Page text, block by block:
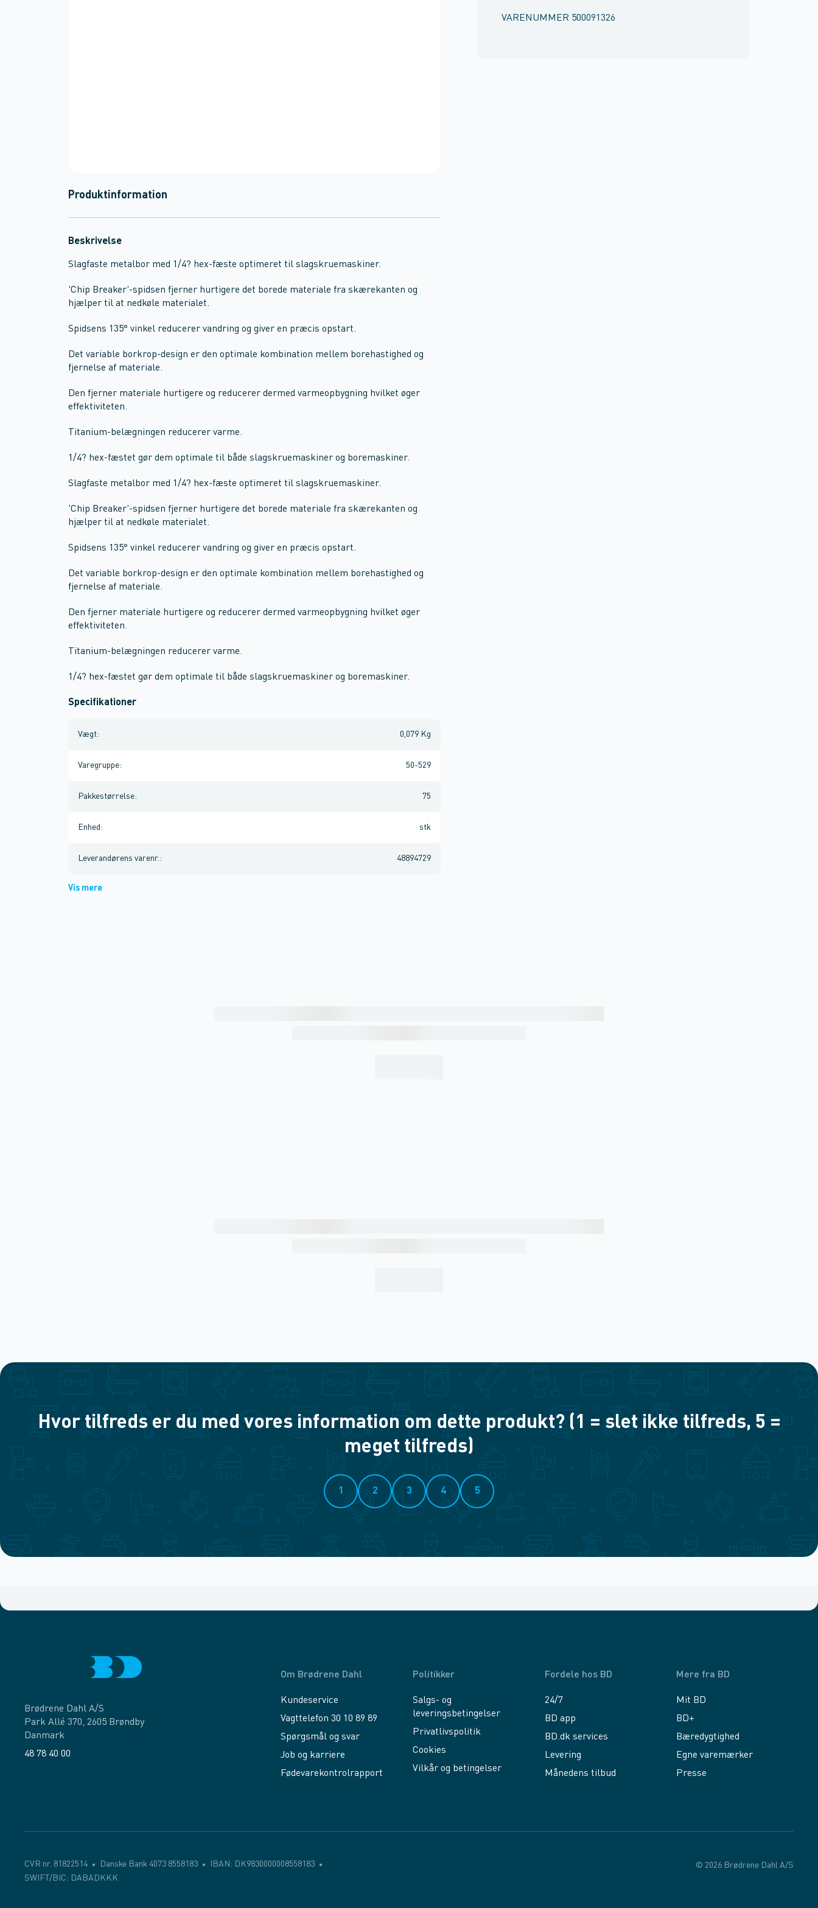
VARENUMMER 500091326
Produktinformation
Beskrivelse
Slagfaste metalbor med 1/4? hex-fæste optimeret til slagskruemaskiner.
'Chip Breaker'-spidsen fjerner hurtigere det borede materiale fra skærekanten og
hjælper til at nedkøle materialet.
Spidsens 135° vinkel reducerer vandring og giver en præcis opstart.
Det variable borkrop-design er den optimale kombination mellem borehastighed og
fjernelse af materiale.
Den fjerner materiale hurtigere og reducerer dermed varmeopbygning hvilket øger
effektiviteten.
Titanium-belægningen reducerer varme.
1/4? hex-fæstet gør dem optimale til både slagskruemaskiner og boremaskiner.
Slagfaste metalbor med 1/4? hex-fæste optimeret til slagskruemaskiner.
'Chip Breaker'-spidsen fjerner hurtigere det borede materiale fra skærekanten og
hjælper til at nedkøle materialet.
Spidsens 135° vinkel reducerer vandring og giver en præcis opstart.
Det variable borkrop-design er den optimale kombination mellem borehastighed og
fjernelse af materiale.
Den fjerner materiale hurtigere og reducerer dermed varmeopbygning hvilket øger
effektiviteten.
Titanium-belægningen reducerer varme.
1/4? hex-fæstet gør dem optimale til både slagskruemaskiner og boremaskiner.
Specifikationer
Vægt: 0,079 Kg
Varegruppe: 50-529
Pakkestørrelse: 75
Enhed : stk
Leverandørens varenr. : 48894729
Vis mere
Hvor tilfreds er du med vores information om dette produkt? (1 = slet ikke tilfreds, 5 =
meget tilfreds)
1 2 3 4 5
Brødrene Dahl A/S
Park Allé 370, 2605 Brøndby
Danmark
48 78 40 00
Om Brødrene Dahl
Kundeservice
Vagttelefon 30 10 89 89
Spørgsmål og svar
Job og karriere
Fødevarekontrolrapport
Politikker
Salgs- og
leveringsbetingelser
Privatlivspolitik
Cookies
Vilkår og betingelser
Fordele hos BD
24/7
BD app
BD.dk services
Levering
Månedens tilbud
Mere fra BD
Mit BD
BD+
Bæredygtighed
Egne varemærker
Presse
CVR nr. 81822514 Danske Bank 4073 8558183
IBAN: DK9830000008558183
SWIFT/BIC: DABADKKK
© 2026 Brødrene Dahl A/S